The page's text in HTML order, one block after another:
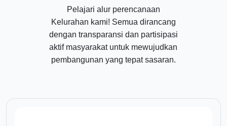
Pelajari alur perencanaan
Kelurahan kami! Semua dirancang
dengan transparansi dan partisipasi
aktif masyarakat untuk mewujudkan
pembangunan yang tepat sasaran.